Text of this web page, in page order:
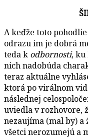
A keďže toto
odrazu im je dobrá
teda k odbornosti, ku
nich nadobúda
teraz aktuálne
ktorá po virálnom
následnej
uviedla v rozhovore,
nezaujíma (mal by)
všetci nerozumejú a